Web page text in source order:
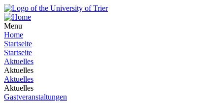
Menu
Home
Startseite
Startseite
Aktuelles
Aktuelles
Aktuelles
Aktuelles
Gastveranstaltungen